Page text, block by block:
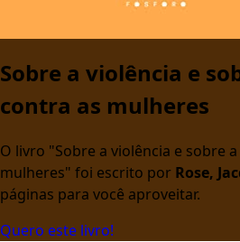
Sobre a violência e
contra as mulheres
O livro "Sobre a violência e sobre
mulheres" foi escrito por Rose,
páginas para você aproveitar.
Quero este livro!